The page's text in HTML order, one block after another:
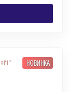
НОВИНКА